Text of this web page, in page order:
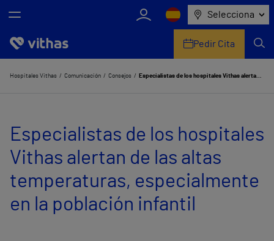
Selecciona
Nosotros
Servicios de salud
Equipo médico y asistencial
Información útil
Pedir Cita
Hospitales Vithas Comunicación Consejos Especialistas de los hospitales Vithas alertan de las altas temperaturas, especialmente en la población infantil
Especialistas de los hospitales
Vithas alertan de las altas
temperaturas, especialmente
en la población infantil